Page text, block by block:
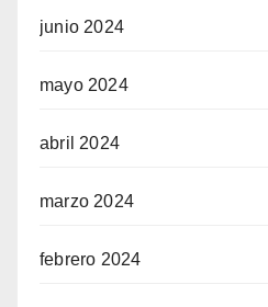
junio 2024
mayo 2024
abril 2024
marzo 2024
febrero 2024